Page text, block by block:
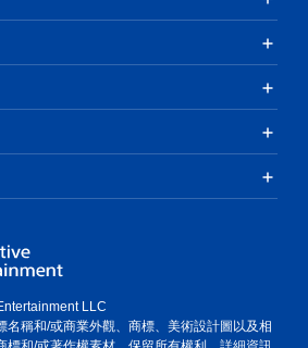
LLC
名稱和/或商業外觀、商標、美術設計圖以及相